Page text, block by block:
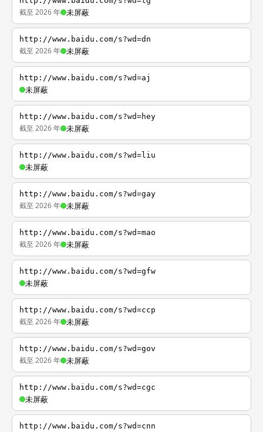
截至 2026 年 未屏蔽
http://www.baidu.com/s?wd=dn
截至 2026 年 未屏蔽
http://www.baidu.com/s?wd=aj
未屏蔽
http://www.baidu.com/s?wd=hey
截至 2026 年 未屏蔽
http://www.baidu.com/s?wd=liu
未屏蔽
http://www.baidu.com/s?wd=gay
截至 2026 年 未屏蔽
http://www.baidu.com/s?wd=mao
截至 2026 年 未屏蔽
http://www.baidu.com/s?wd=gfw
未屏蔽
http://www.baidu.com/s?wd=ccp
截至 2026 年 未屏蔽
http://www.baidu.com/s?wd=gov
截至 2026 年 未屏蔽
http://www.baidu.com/s?wd=cgc
未屏蔽
http://www.baidu.com/s?wd=cnn